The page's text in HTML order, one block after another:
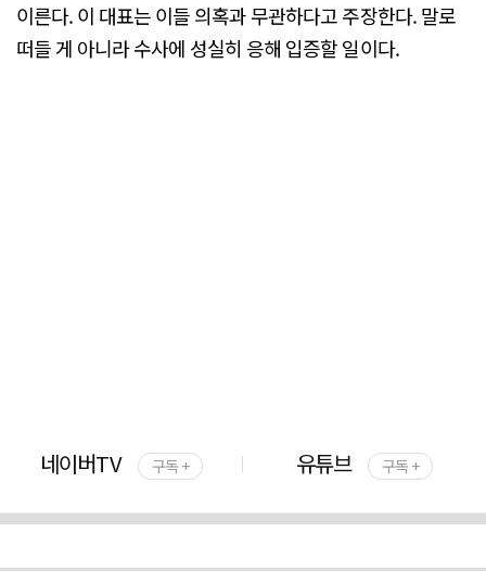
이른다. 이 대표는 이들 의혹과 무관하다고 주장한다. 말로
떠들 게 아니라 수사에 성실히 응해 입증할 일이다.
네이버TV 구독 + 유튜브 구독 +